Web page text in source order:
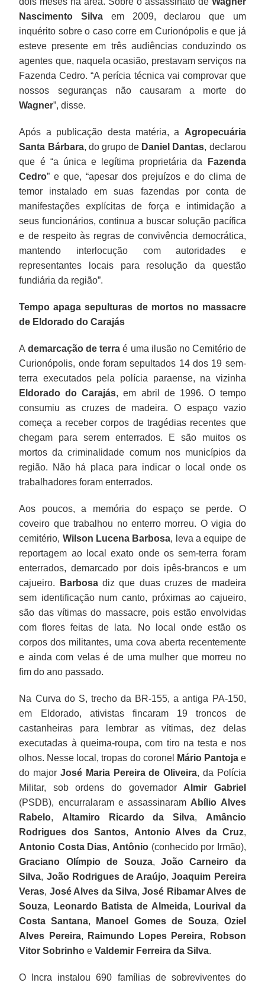
Nascimento Silva em 2009, declarou que um
inquérito sobre o caso corre em Curionópolis e que já
esteve presente em três audiências conduzindo os
agentes que, naquela ocasião, prestavam serviços na
Fazenda Cedro. “A perícia técnica vai comprovar que
nossos seguranças não causaram a morte do
Wagner”, disse.
Após a publicação desta matéria, a Agropecuária
Santa Bárbara, do grupo de Daniel Dantas, declarou
que é “a única e legítima proprietária da
Fazenda
Cedro” e que, “apesar dos prejuízos e do clima de
temor instalado em suas fazendas por conta de
manifestações explícitas de força e intimidação a
seus funcionários, continua a buscar solução pacífica
e de respeito às regras de convivência democrática,
mantendo interlocução com autoridades e
representantes locais para resolução da questão
fundiária da região”.
Tempo apaga sepulturas de mortos no massacre
de Eldorado do Carajás
A demarcação de terra é uma ilusão no Cemitério de
Curionópolis, onde foram sepultados 14 dos 19 sem-
terra executados pela polícia paraense, na vizinha
Eldorado do Carajás, em abril de 1996. O tempo
consumiu as cruzes de madeira. O espaço vazio
começa a receber corpos de tragédias recentes que
chegam para serem enterrados. E são muitos os
mortos da criminalidade comum nos municípios da
região. Não há placa para indicar o local onde os
trabalhadores foram enterrados.
Aos poucos, a memória do espaço se perde. O
coveiro que trabalhou no enterro morreu. O vigia do
cemitério, Wilson Lucena Barbosa, leva a equipe de
reportagem ao local exato onde os sem-terra foram
enterrados, demarcado por dois ipês-brancos e um
cajueiro.
Barbosadiz que duas cruzes de madeira
sem identificação num canto, próximas ao cajueiro,
são das vítimas do massacre, pois estão envolvidas
com flores feitas de lata. No local onde estão os
corpos dos militantes, uma cova aberta recentemente
e ainda com velas é de uma mulher que morreu no
fim do ano passado.
Na Curva do S, trecho da BR-155, a antiga PA-150,
em Eldorado, ativistas fincaram 19 troncos de
castanheiras para lembrar as vítimas, dez delas
executadas à queima-roupa, com tiro na testa e nos
olhos. Nesse local, tropas do coronel
Mário Pantojae
do major José Maria Pereira de Oliveira, da Polícia
Militar, sob ordens do governador Almir Gabriel
(PSDB), encurralaram e assassinaram Abílio Alves
Rabelo, Altamiro Ricardo da Silva, Amâncio
Rodrigues dos Santos, Antonio Alves da Cruz,
Antonio Costa Dias, Antônio (conhecido por Irmão),
Graciano Olímpio de Souza, João Carneiro da
Silva, João Rodrigues de Araújo,Joaquim Pereira
Veras, José Alves da Silva,José Ribamar Alves de
Souza, Leonardo Batista de Almeida, Lourival da
Costa Santana, Manoel Gomes de Souza, Oziel
Alves Pereira, Raimundo Lopes Pereira,
Robson
Vitor Sobrinho eValdemir Ferreira da Silva.
O Incra instalou 690 famílias de sobreviventes do